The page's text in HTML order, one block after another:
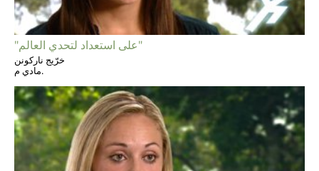
"على استعداد لتحدي العالم"
خرّيج ناركونن
مادي م.